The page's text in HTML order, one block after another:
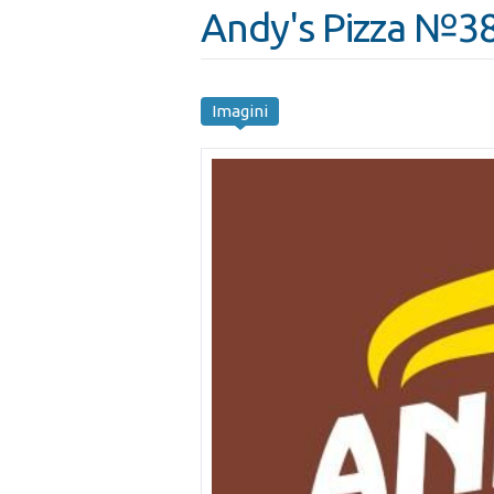
Andy's Pizza
Imagini